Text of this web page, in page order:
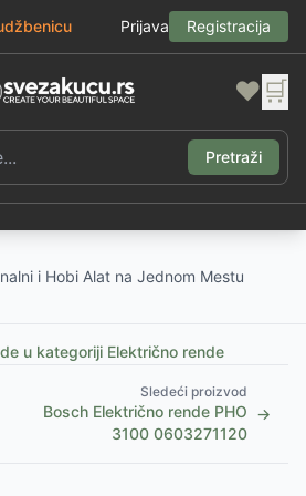
Prijava Registracija
❤️ 🛒
Pretraži
i Hobi Alat na Jednom Mestu
u kategoriji Električno rende
Sledeći proizvod
Bosch Električno rende PHO
3100 0603271120
→